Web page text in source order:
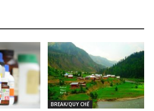
BREAK/QUY CHẾ